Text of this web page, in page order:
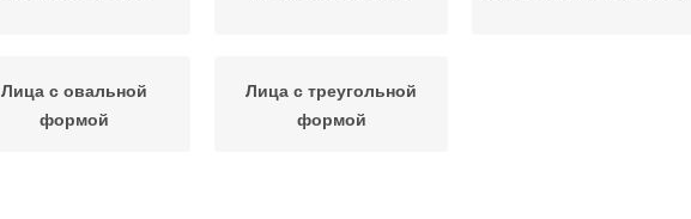
Лица с овальной
формой
Лица с треугольной
формой